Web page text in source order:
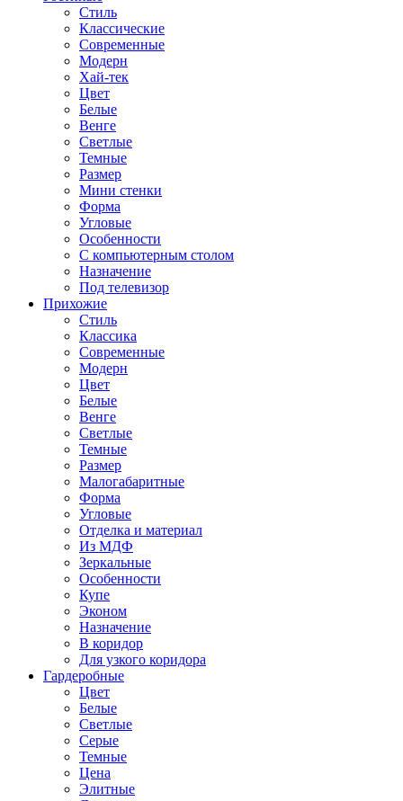
Стиль
Классические
Современные
Модерн
Хай-тек
Цвет
Белые
Венге
Светлые
Темные
Размер
Мини стенки
Форма
Угловые
Особенности
С компьютерным столом
Назначение
Под телевизор
Прихожие
Стиль
Классика
Современные
Модерн
Цвет
Белые
Венге
Светлые
Темные
Размер
Малогабаритные
Форма
Угловые
Отделка и материал
Из МДФ
Зеркальные
Особенности
Купе
Эконом
Назначение
В коридор
Для узкого коридора
Гардеробные
Цвет
Белые
Светлые
Серые
Темные
Цена
Элитные